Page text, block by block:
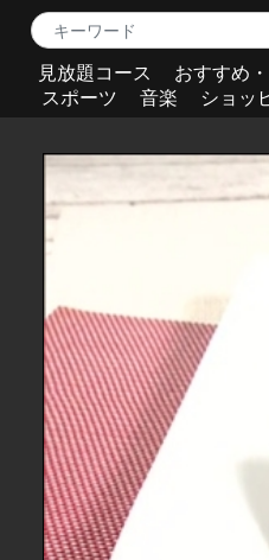
見放題コース おすすめ
スポーツ
音楽 ショッ